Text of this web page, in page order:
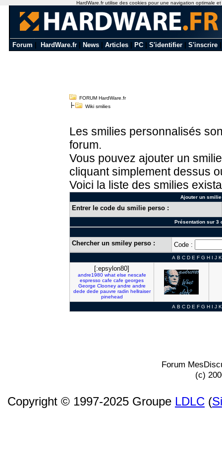
Forum HardWare.fr News Articles PC S'identifier S'inscrire
FORUM HardWare.fr
Wiki smilies
Les smilies personnalisés
forum.
Vous pouvez ajouter un
cliquant simplement dessus
Voici la liste des smilies
Ajouter un
Entrer le code du smilie perso :
Présentation sur 3
Chercher un smiley perso : Code :
A B C D E F G H I J K
[:epsylon80]
andre1980 what else nescafe
espresso cafe cafe georges
George Clooney andre andre
dede dede pauvre radin hellraiser
pinehead
A B C D E F G H I J K
Forum
(c)
Copyright © 1997-2025 Groupe LDLC (
HardWare.fr utilise des cookies pour une navigation optimale